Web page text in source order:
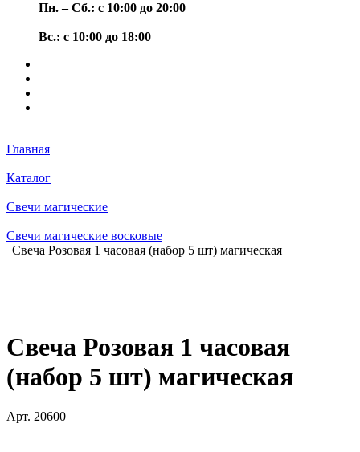
Пн. – Сб.: с 10:00 до 20:00
Вс.: с 10:00 до 18:00
Главная
Каталог
Свечи магические
Свечи магические восковые
Свеча Розовая 1 часовая (набор 5 шт) магическая
Свеча Розовая 1 часовая
(набор 5 шт) магическая
Арт. 20600